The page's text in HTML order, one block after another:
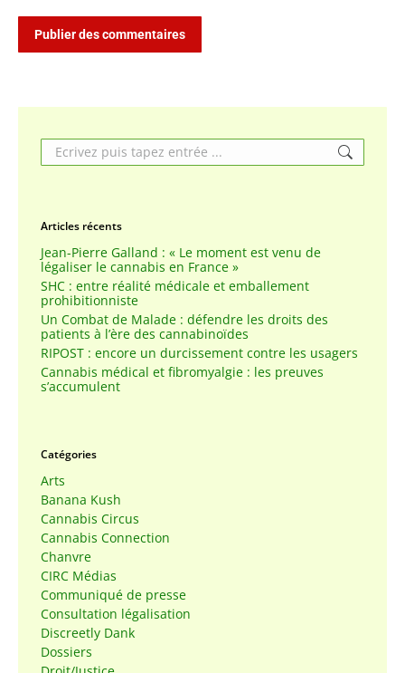
Publier des commentaires
Search:
Articles récents
Jean-Pierre Galland : « Le moment est venu de
légaliser le cannabis en France »
SHC : entre réalité médicale et emballement
prohibitionniste
Un Combat de Malade : défendre les droits des
patients à l’ère des cannabinoïdes
RIPOST : encore un durcissement contre les usagers
Cannabis médical et fibromyalgie : les preuves
s’accumulent
Catégories
Arts
Banana Kush
Cannabis Circus
Cannabis Connection
Chanvre
CIRC Médias
Communiqué de presse
Consultation légalisation
Discreetly Dank
Dossiers